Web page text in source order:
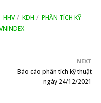
HHV KDH
PHÂN TÍCH KỸ
VNINDEX
NEXT
Báo cáo phân tích kỹ thuật
ngày 24/12/2021